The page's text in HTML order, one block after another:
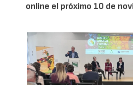
online el próximo 10 de